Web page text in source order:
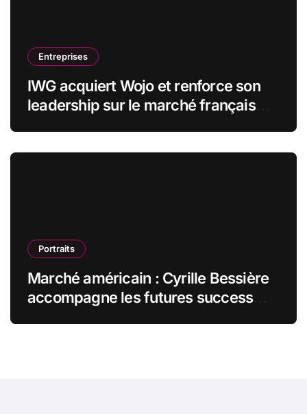
Entreprises
IWG acquiert Wojo et renforce son
leadership sur le marché français
Portraits
Marché américain : Cyrille Bessière
accompagne les futures success